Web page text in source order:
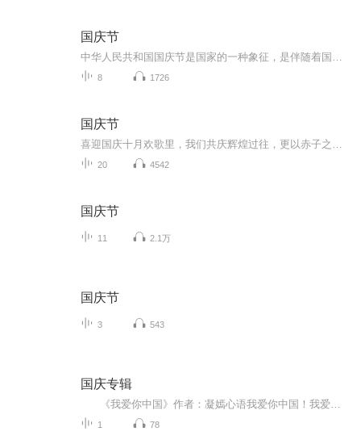
国庆节
8 1726
国庆节
20 4542
国庆节
11 2.1万
国庆节
3 543
国庆专辑
1 78